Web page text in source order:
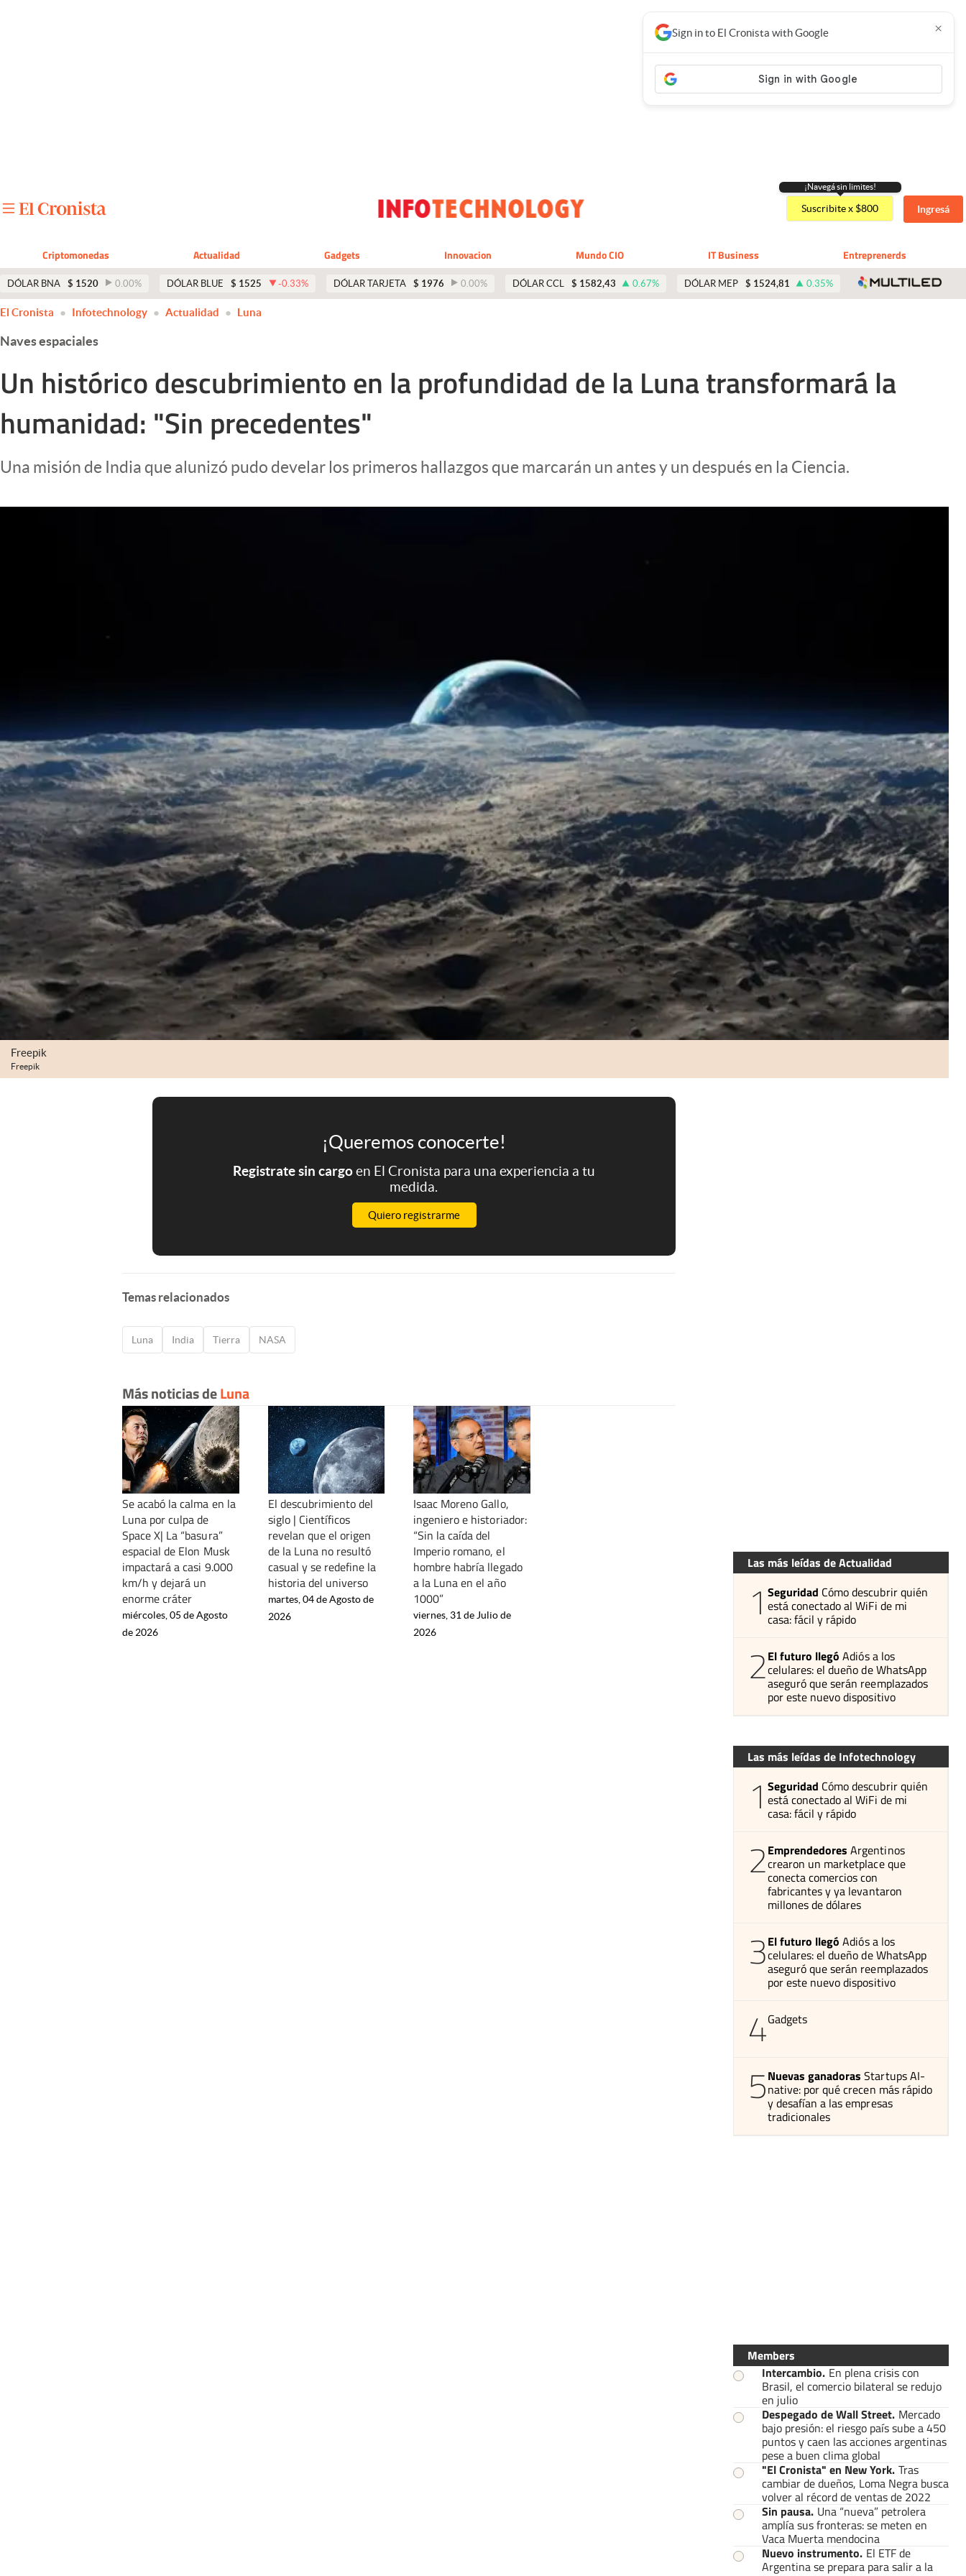
Apertura
Clima
Mundial 2026
El Cronista Studio
¡Navegá sin limites!
Suscribite x $800 Ingresá
Criptomonedas Actualidad Gadgets Innovacion Mundo CIO IT Business Entreprenerds
DÓLAR BNA $ 1520 0.00% DÓLAR BLUE $ 1525 -0.33% DÓLAR TARJETA $ 1976 0.00% DÓLAR CCL $ 1582,43 0.67% DÓLAR MEP $ 1524,81 0.35%
Sign in to El Cronista with Google ×
El Cronista Infotechnology Actualidad Luna
Naves espaciales
Un histórico descubrimiento en la profundidad de la Luna transformará la
humanidad: "Sin precedentes"
Una misión de India que alunizó pudo develar los primeros hallazgos que marcarán un antes y un después en la Ciencia.
Freepik
Freepik
¡Queremos conocerte!
Registrate sin cargoen El Cronista para una experiencia a tu
medida.
Quiero registrarme
Temas relacionados
Luna India Tierra NASA
Más noticias deLuna
Se acabó la calma en la
Luna por culpa de
Space X| La “basura”
espacial de Elon Musk
impactará a casi 9.000
km/h y dejará un
enorme cráter
miércoles, 05 de Agosto
de 2026
El descubrimiento del
siglo | Científicos
revelan que el origen
de la Luna no resultó
casual y se redefine la
historia del universo
martes, 04 de Agosto de
2026
Isaac Moreno Gallo,
ingeniero e historiador:
“Sin la caída del
Imperio romano, el
hombre habría llegado
a la Luna en el año
1000”
viernes, 31 de Julio de
2026
Las más leídas de Actualidad
1 Seguridad Cómo descubrir quién
está conectado al WiFi de mi
casa: fácil y rápido
2El futuro llegó Adiós a los
celulares: el dueño de WhatsApp
aseguró que serán reemplazados
por este nuevo dispositivo
Las más leídas de Infotechnology
1 Seguridad Cómo descubrir quién
está conectado al WiFi de mi
casa: fácil y rápido
2Emprendedores Argentinos
crearon un marketplace que
conecta comercios con
fabricantes y ya levantaron
millones de dólares
3El futuro llegó Adiós a los
celulares: el dueño de WhatsApp
aseguró que serán reemplazados
por este nuevo dispositivo
4Gadgets
5Nuevas ganadoras Startups AI-
native: por qué crecen más rápido
y desafían a las empresas
tradicionales
Members
Intercambio. En plena crisis con
Brasil, el comercio bilateral se redujo
en julio
Despegado de Wall Street. Mercado
bajo presión: el riesgo país sube a 450
puntos y caen las acciones argentinas
pese a buen clima global
"El Cronista" en New York. Tras
cambiar de dueños, Loma Negra busca
volver al récord de ventas de 2022
Sin pausa. Una “nueva” petrolera
amplía sus fronteras: se meten en
Vaca Muerta mendocina
Nuevo instrumento. El ETF de
Argentina se prepara para salir a la